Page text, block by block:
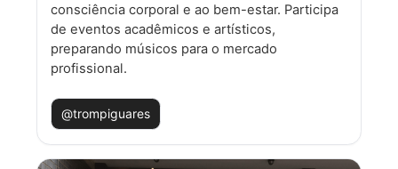
consciência corporal e ao bem-estar. Participa
de eventos acadêmicos e artísticos,
preparando músicos para o mercado
profissional.
@trompiguares